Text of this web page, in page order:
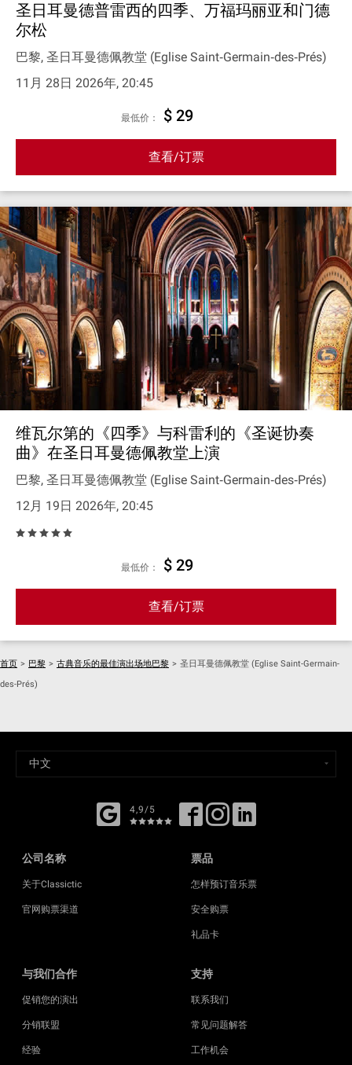
圣日耳曼德普雷西的四季、万福玛丽亚和门德
尔松
巴黎, 圣日耳曼德佩教堂 (Eglise Saint‐Germain‐des‐Prés)
11月 28日 2026年, 20:45
最低价： $ 29
查看/订票
维瓦尔第的《四季》与科雷利的《圣诞协奏
曲》在圣日耳曼德佩教堂上演
巴黎, 圣日耳曼德佩教堂 (Eglise Saint‐Germain‐des‐Prés)
12月 19日 2026年, 20:45
最低价： $ 29
查看/订票
首页 > 巴黎 > 古典音乐的最佳演出场地巴黎 > 圣日耳曼德佩教堂 (Eglise Saint-Germain-
des-Prés)
4,9/5
公司名称
关于Classictic
官网购票渠道
票品
怎样预订音乐票
安全购票
礼品卡
与我们合作
促销您的演出
分销联盟
经验
支持
联系我们
常见问题解答
工作机会